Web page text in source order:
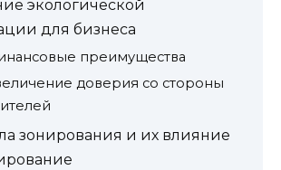
экологической
для бизнеса
преимущества
доверия со стороны
зонирования и их влияние